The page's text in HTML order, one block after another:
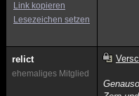
Link kopieren
Lesezeichen setzen
relict
ehemaliges Mitglied